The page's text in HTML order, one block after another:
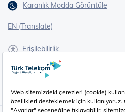
Karanlık Modda Görüntüle
EN (Translate)
Erişilebilirlik
İşaret Dili Çevirisi